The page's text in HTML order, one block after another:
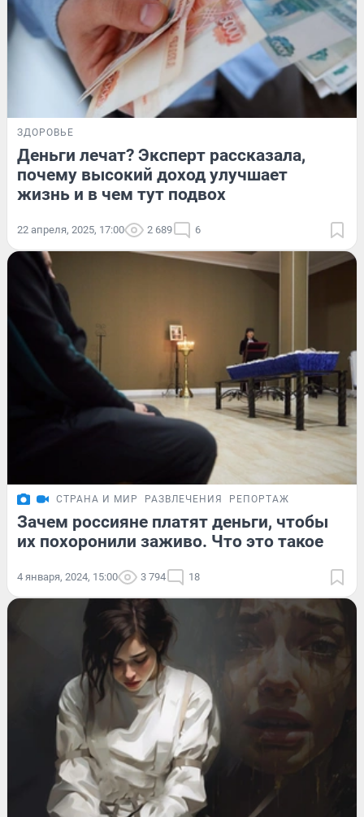
ЗДОРОВЬЕ
Деньги лечат? Эксперт рассказала,
почему высокий доход улучшает
жизнь и в чем тут подвох
22 апреля, 2025, 17:00 2 689 6
СТРАНА И МИР РАЗВЛЕЧЕНИЯ РЕПОРТАЖ
Зачем россияне платят деньги, чтобы
их похоронили заживо. Что это такое
4 января, 2024, 15:00 3 794 18